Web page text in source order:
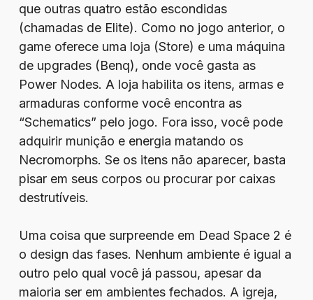
que outras quatro estão escondidas
(chamadas de Elite). Como no jogo anterior, o
game oferece uma loja (Store) e uma máquina
de upgrades (Benq), onde você gasta as
Power Nodes. A loja habilita os itens, armas e
armaduras conforme você encontra as
“Schematics” pelo jogo. Fora isso, você pode
adquirir munição e energia matando os
Necromorphs. Se os itens não aparecer, basta
pisar em seus corpos ou procurar por caixas
destrutíveis.
Uma coisa que surpreende em Dead Space 2 é
o design das fases. Nenhum ambiente é igual a
outro pelo qual você já passou, apesar da
maioria ser em ambientes fechados. A igreja,